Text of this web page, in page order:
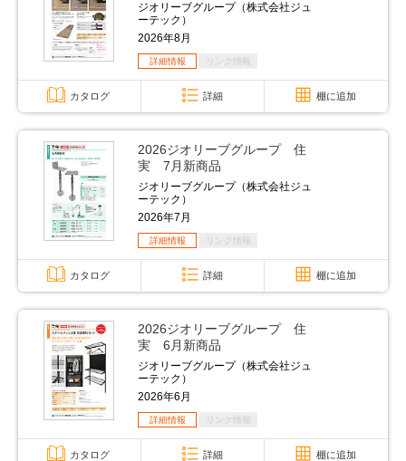
ジオリーブグループ（株式会社ジュ
ーテック）
2026年8月
詳細情報 リンク情報
カタログ 詳細 棚に追加
2026ジオリーブグループ 住
実 7月新商品
ジオリーブグループ（株式会社ジュ
ーテック）
2026年7月
詳細情報 リンク情報
カタログ 詳細 棚に追加
2026ジオリーブグループ 住
実 6月新商品
ジオリーブグループ（株式会社ジュ
ーテック）
2026年6月
詳細情報 リンク情報
カタログ 詳細 棚に追加